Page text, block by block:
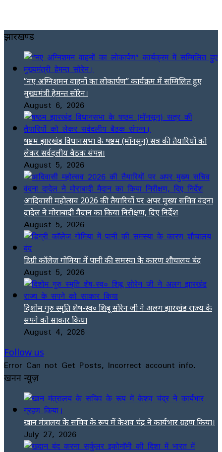
झारखण्ड
“नए अग्निशमन वाहनों का लोकार्पण” कार्यक्रम में सम्मिलित हुए
मुख्यमंत्री हेमन्त सोरेन।
August 6, 2026
षष्ठम झारखंड विधानसभा के षष्ठम (मॉनसून) सत्र की तैयारियों को
लेकर सर्वदलीय बैठक संपन्न।
August 5, 2026
आदिवासी महोत्सव 2026 की तैयारियों पर अपर मुख्य सचिव वंदना
दादेल ने मोराबादी मैदान का किया निरीक्षण, दिए निर्देश
August 5, 2026
डिग्री कॉलेज गोमिया में पानी की समस्या के कारण शौचालय बंद
August 5, 2026
दिशोम गुरु स्मृति शेष-स्व० शिबू सोरेन जी ने अलग झारखंड राज्य के
सपने को साकार किया
August 4, 2026
Follow us
Error Can not Get Posts, Incorrect account info.
खनन न्यूज़
खान मंत्रालय के सचिव के रूप में केशव चंद्र ने कार्यभार ग्रहण किया।
July 27, 2026